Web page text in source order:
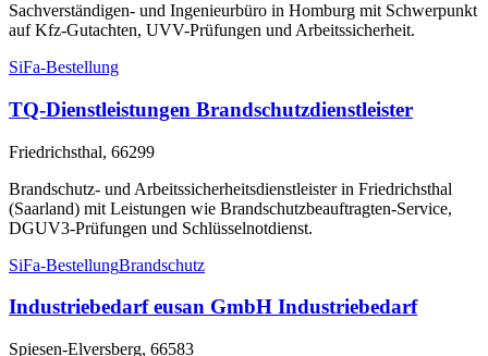
Sachverständigen- und Ingenieurbüro in Homburg mit Schwerpunkt
auf Kfz-Gutachten, UVV-Prüfungen und Arbeitssicherheit.
SiFa-Bestellung
TQ-Dienstleistungen Brandschutzdienstleister
Friedrichsthal, 66299
Brandschutz- und Arbeitssicherheitsdienstleister in Friedrichsthal
(Saarland) mit Leistungen wie Brandschutzbeauftragten-Service,
DGUV3-Prüfungen und Schlüsselnotdienst.
SiFa-BestellungBrandschutz
Industriebedarf eusan GmbH Industriebedarf
Spiesen-Elversberg, 66583